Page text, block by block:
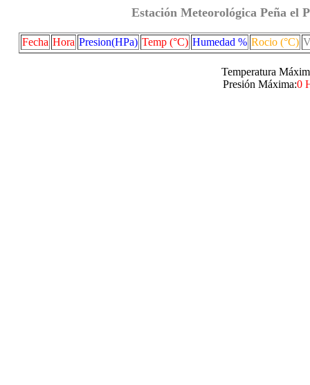
Estación Meteorológica Peña el
Fecha Hora Presion(HPa) Temp (°C) Humedad % Rocio (°C)
Temperatura
Presión Máxima:0